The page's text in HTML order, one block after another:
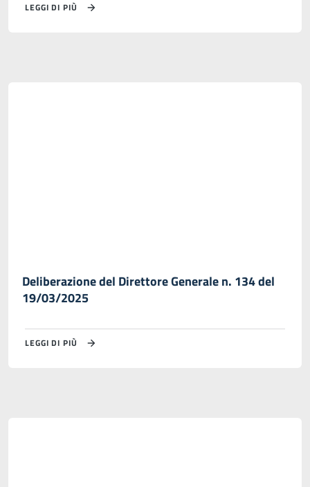
LEGGI DI PIÙ
Deliberazione del Direttore Generale n. 134 del
19/03/2025
LEGGI DI PIÙ